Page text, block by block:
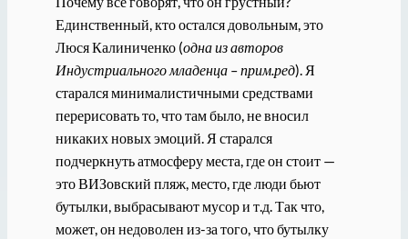
Единственный, кто остался довольным, это
Люся Калиниченко (одна из авторов
Индустриального младенца – прим.ред). Я
старался минималистичными средствами
перерисовать то, что там было, не вносил
никаких новых эмоций. Я старался
подчеркнуть атмосферу места, где он стоит —
это ВИЗовский пляж, место, где люди бьют
бутылки, выбрасывают мусор и т.д. Так что,
может, он недоволен из-за того, что бутылку